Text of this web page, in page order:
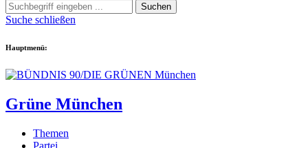
Suchen
Suche schließen
Hauptmenü:
Grüne München
Themen
Partei